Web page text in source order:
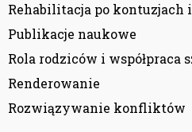
Rehabilitacja po kontuzjach
Publikacje naukowe
Rola rodziców i współpraca
Renderowanie
Rozwiązywanie konfliktów